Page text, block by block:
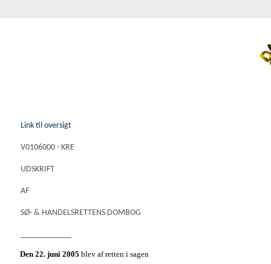
Link til oversigt
V0106000 - KRE
UDSKRIFT
AF
SØ- & HANDELSRETTENS DOMBOG
Den 22. juni 2005 blev af retten i sagen